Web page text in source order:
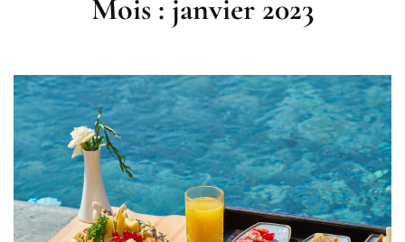
Mois : janvier 2023